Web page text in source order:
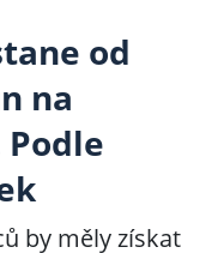
od
na
by měly získat